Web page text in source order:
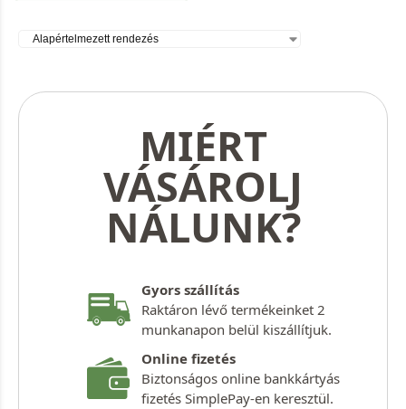
MIÉRT
VÁSÁROLJ
NÁLUNK?
Gyors szállítás
Raktáron lévő termékeinket 2
munkanapon belül kiszállítjuk.
Online fizetés
Biztonságos online bankkártyás
fizetés SimplePay-en keresztül.